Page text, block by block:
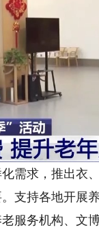
求，推出衣、
支持各地开展
服务机构、文